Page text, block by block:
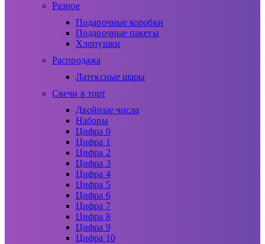
Разное
Подарочные коробки
Подарочные пакеты
Хлопушки
Распродажа
Латексные шары
Свечи в торт
Двойные числа
Наборы
Цифра 0
Цифра 1
Цифра 2
Цифра 3
Цифра 4
Цифра 5
Цифра 6
Цифра 7
Цифра 8
Цифра 9
Цифра 10